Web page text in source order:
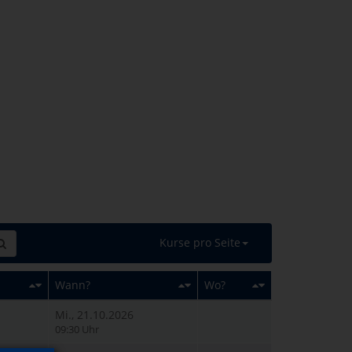
Kurse pro Seite
Wann?
Wo?
Mi., 21.10.2026
09:30 Uhr